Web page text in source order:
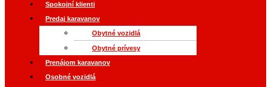
Spokojní klienti
Predaj karavanov
Obytné vozidlá
Obytné prívesy
Prenájom karavanov
Osobné vozidlá